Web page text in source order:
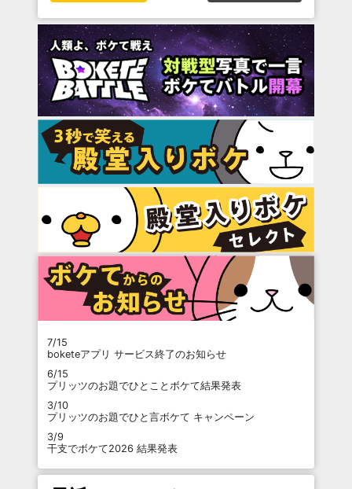
7/15
boketeアプリ サービス終了のお知らせ
6/15
プリッツのお題でひとことボケて結果発表
3/10
プリッツのお題でひと言ボケて キャンペーン
3/9
干支でボケて2026 結果発表